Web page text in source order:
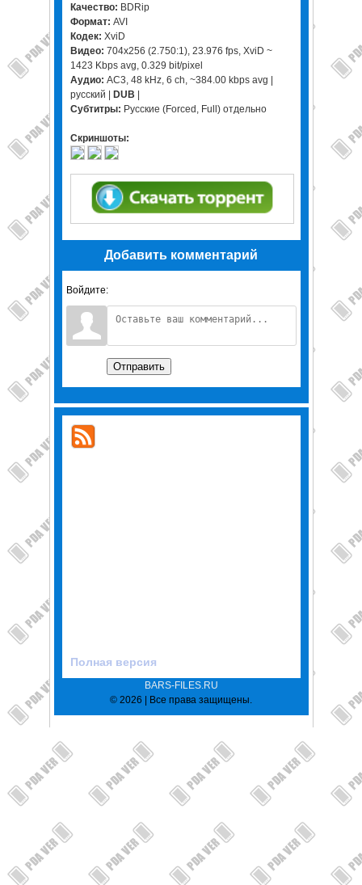
Качество: BDRip
Формат: AVI
Кодек: XviD
Видео: 704x256 (2.750:1), 23.976 fps, XviD ~
1423 Kbps avg, 0.329 bit/pixel
Аудио: AC3, 48 kHz, 6 ch, ~384.00 kbps avg |
русский | DUB |
Субтитры: Русские (Forced, Full) отдельно
Скриншоты:
Добавить комментарий
Войдите:
Отправить
Полная версия
BARS-FILES.RU
© 2026 | Все права защищены.